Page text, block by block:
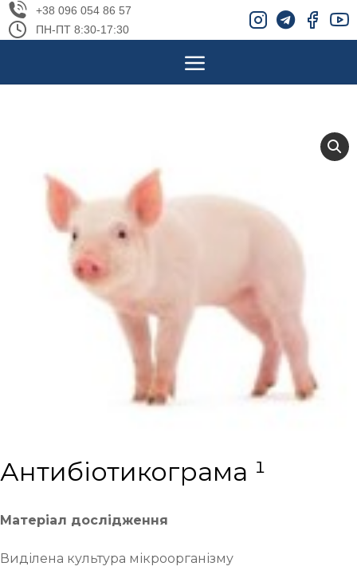
+38 096 054 86 57
ПН-ПТ 8:30-17:30
Антибіотикограма ¹
Матеріал дослідження
Виділена культура мікроорганізму